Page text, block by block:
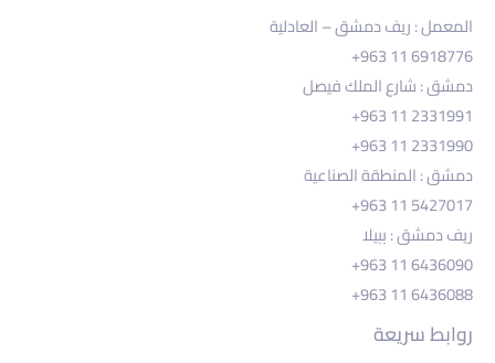
المعمل : ريف دمشق – العادلية
+963 11 6918776
دمشق : شارع الملك فيصل
+963 11 2331991
+963 11 2331990
دمشق : المنطقة الصناعية
+963 11 5427017
ريف دمشق : ببيلا
+963 11 6436090
+963 11 6436088
روابط سريعة